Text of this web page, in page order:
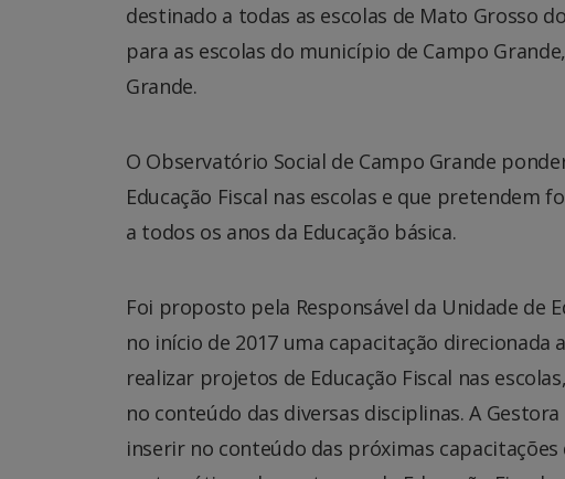
destinado a todas as escolas de Mato Grosso
para as escolas do município de Campo
Grande.
O Observatório Social de Campo Grande
Educação Fiscal nas escolas e que pretendem
a todos os anos da Educação básica.
Foi proposto pela Responsável da Unidade de
no início de 2017 uma capacitação
realizar projetos de Educação Fiscal nas
no conteúdo das diversas disciplinas. A
inserir no conteúdo das próximas